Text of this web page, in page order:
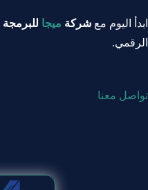
ابدأ اليوم مع شركة ميجا للبرمجة
الرقمي.
تواصل معنا